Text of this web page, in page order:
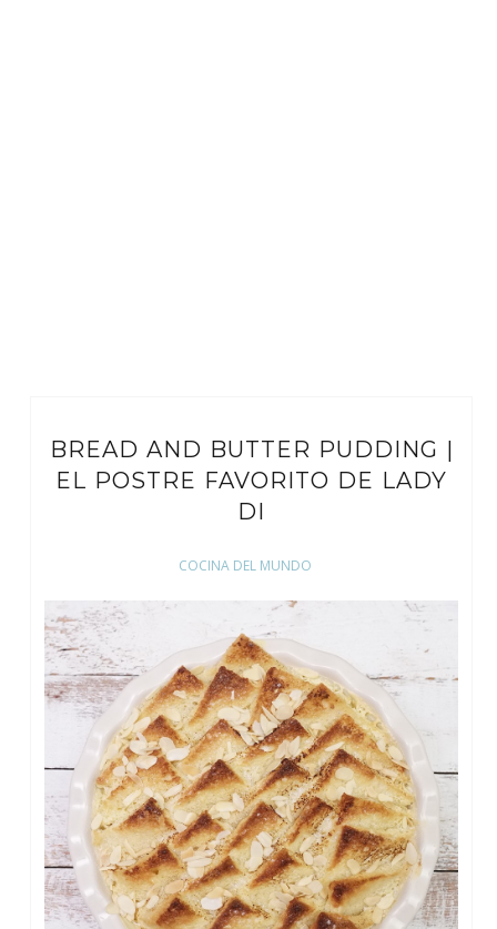
BREAD AND BUTTER PUDDING |
EL POSTRE FAVORITO DE LADY
DI
COCINA DEL MUNDO